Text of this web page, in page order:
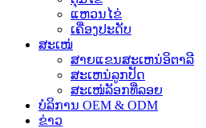
ແຫວນໄຂ່
ເຄື່ອງປະດັບ
ສະເໜ່
ສາຍແຂນສະເຫນ່ອິຕາລີ
ສະເຫນ່ລູກປັດ
ສະເໜ່ລັອກທີ່ລອຍ
ບໍລິການ OEM & ODM
ຂ່າວ